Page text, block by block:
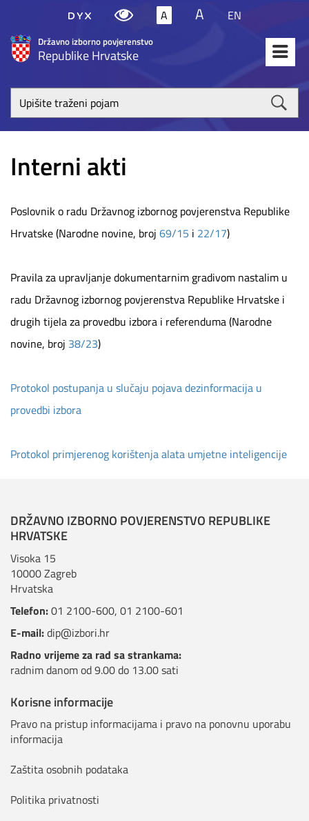
Državno izborno povjerenstvo
Republike Hrvatske
A A EN
Upišite
traženi
Interni akti
Poslovnik o radu Državnog izbornog povjerenstva Republike
Hrvatske (Narodne novine, broj 69/15 i 22/17)
Pravila za upravljanje dokumentarnim gradivom nastalim u
radu Državnog izbornog povjerenstva Republike Hrvatske i
drugih tijela za provedbu izbora i referenduma (Narodne
novine, broj 38/23)
Protokol ​postupanja u slučaju pojava dezinformacija u
provedbi izbora
Protokol primjerenog korištenja alata umjetne inteligencije
DRŽAVNO IZBORNO POVJERENSTVO REPUBLIKE
HRVATSKE
Visoka 15
10000 Zagreb
Hrvatska
Telefon:01 2100-600, 01 2100-601
E-mail:dip@izbori.hr
Radno vrijeme za rad sa strankama:
radnim danom od 9.00 do 13.00 sati
Korisne informacije
Pravo na pristup informacijama i pravo na ponovnu uporabu
informacija
Zaštita osobnih podataka
Politika privatnosti